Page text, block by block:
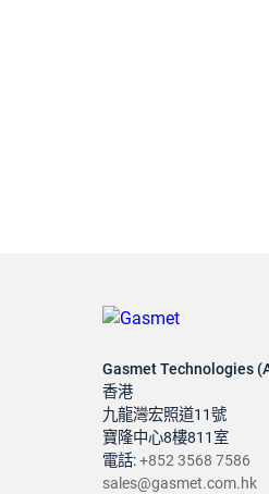
Gasmet Technologies
香港
九龍灣宏照道11號
寶隆中心8樓811室
電話:+852 3568 7586
sales@gasmet.com.hk